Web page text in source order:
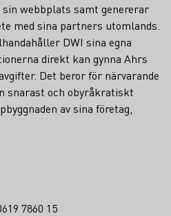
sin webbplats samt genererar
med sina partners utomlands.
DWI sina egna
direkt kan gynna Ahrs
Det beror för närvarande
snarast och obyråkratiskt
av sina företag,
7860 15